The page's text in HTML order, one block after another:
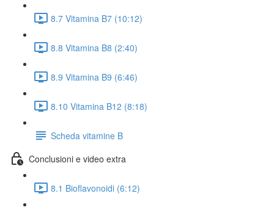
8.7 Vitamina B7 (10:12)
8.8 Vitamina B8 (2:40)
8.9 Vitamina B9 (6:46)
8.10 Vitamina B12 (8:18)
Scheda vitamine B
Conclusioni e video extra
8.1 Bioflavonoidi (6:12)